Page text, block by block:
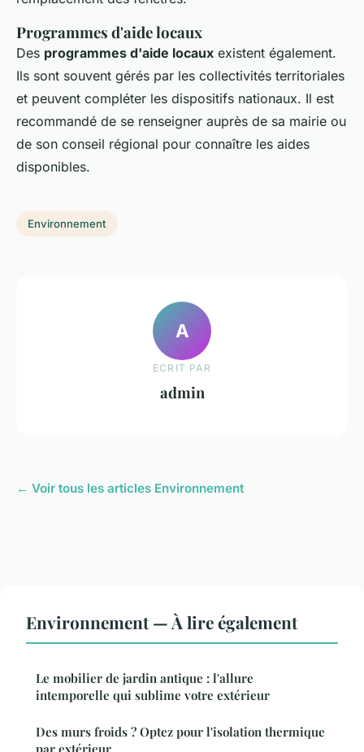
Programmes d'aide locaux
Des programmes d'aide locaux existent également.
Ils sont souvent gérés par les collectivités territoriales
et peuvent compléter les dispositifs nationaux. Il est
recommandé de se renseigner auprès de sa mairie ou
de son conseil régional pour connaître les aides
disponibles.
Environnement
A
ECRIT PAR
admin
← Voir tous les articles Environnement
Environnement — À lire également
Le mobilier de jardin antique : l'allure
intemporelle qui sublime votre extérieur
Des murs froids ? Optez pour l'isolation thermique
par extérieur